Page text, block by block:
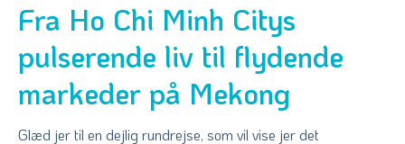
Fra Ho Chi Minh Citys
pulserende liv til flydende
markeder på Mekong
Glæd jer til en dejlig rundrejse, som vil vise jer det